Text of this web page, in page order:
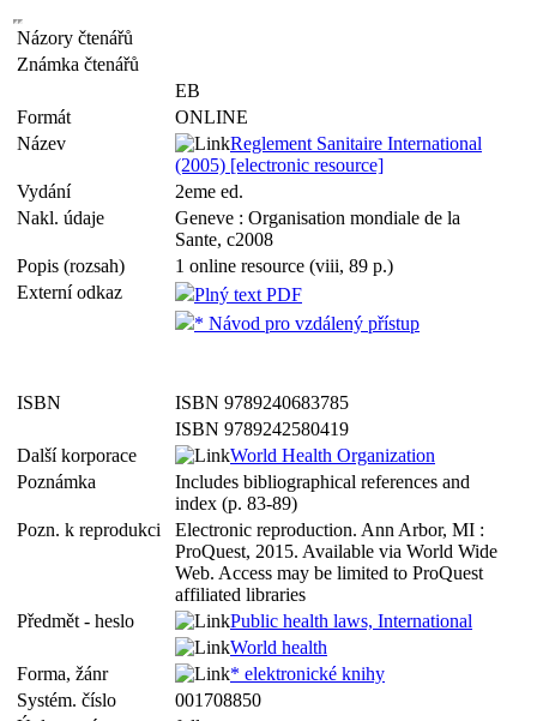
Názory čtenářů
Známka čtenářů
EB
Formát
ONLINE
Název
Reglement Sanitaire International
(2005) [electronic resource]
Vydání
2eme ed.
Nakl. údaje
Geneve : Organisation mondiale de la
Sante, c2008
Popis (rozsah)
1 online resource (viii, 89 p.)
Externí odkaz
Plný text PDF
* Návod pro vzdálený přístup
ISBN
ISBN 9789240683785
ISBN 9789242580419
Další korporace
World Health Organization
Poznámka
Includes bibliographical references and
index (p. 83-89)
Pozn. k reprodukci
Electronic reproduction. Ann Arbor, MI :
ProQuest, 2015. Available via World Wide
Web. Access may be limited to ProQuest
affiliated libraries
Předmět - heslo
Public health laws, International
World health
Forma, žánr
* elektronické knihy
Systém. číslo
001708850